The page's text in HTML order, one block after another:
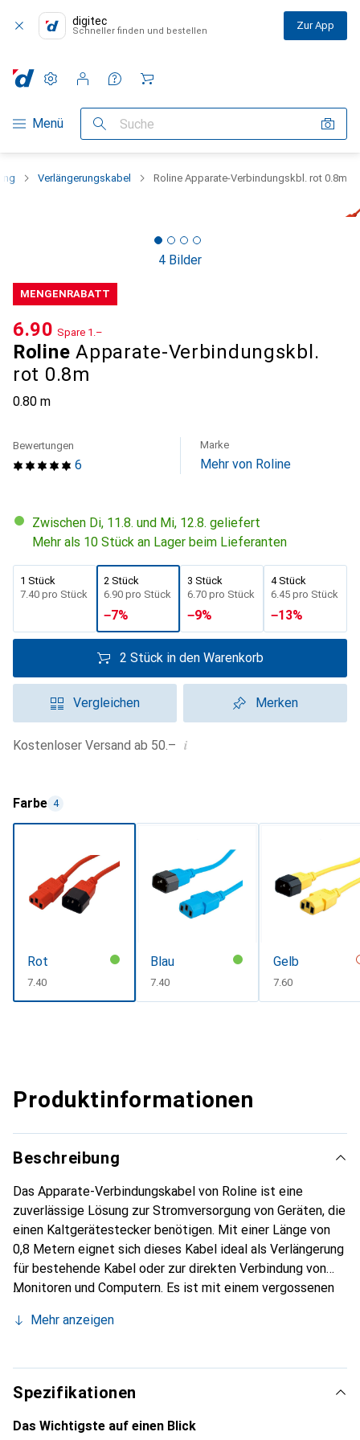
digitec
Schneller finden und bestellen Zur App
Navigation nach Kategorien
Menü Suche
Einstellungen
Kundenkonto
Vergleichslisten
Merklisten
Warenkorb
Verlängerungskabel Roline Apparate-Verbindungskbl. rot 0.8m
4 Bilder
MENGENRABATT
Roline Apparate-Verbindungskbl.
rot 0.8m
0.80 m
CHF
6.90 Spare CHF
1.–
6
Bewertungen Marke
Mehr von Roline
Zwischen Di, 11.8. und Mi, 12.8. geliefert
Mehr als 10 Stück an Lager beim Lieferanten
1 Stück
CHF
7.40 pro Stück
2 Stück
CHF
6.90 pro Stück
−7%
3 Stück
CHF
6.70 pro Stück
−9%
4 Stück
CHF
6.45 pro Stück
−13%
2 Stück in den Warenkorb
Vergleichen Merken
Kostenloser Versand ab 50.– i
Farbe 4
Rot
CHF
7.40
Blau
CHF
7.40
Gelb
CHF
7.60
Produktinformationen
Beschreibung
Das Apparate-Verbindungskabel von Roline ist eine
zuverlässige Lösung zur Stromversorgung von Geräten, die
einen Kaltgerätestecker benötigen. Mit einer Länge von
0,8 Metern eignet sich dieses Kabel ideal als Verlängerung
für bestehende Kabel oder zur direkten Verbindung von
Monitoren und Computern. Es ist mit einem vergossenen
(C13) ausgestattet, die eine sichere und stabile
Nennspannung von 250 VAC und einen maximalen Strom
von 10 A ausgelegt, was es zu einer robusten Wahl für
verschiedene Anwendungen im Büro oder zu Hause macht.
Die rote Farbgebung sorgt nicht nur für eine einfache
Mehr anzeigen
Spezifikationen
Das Wichtigste auf einen Blick